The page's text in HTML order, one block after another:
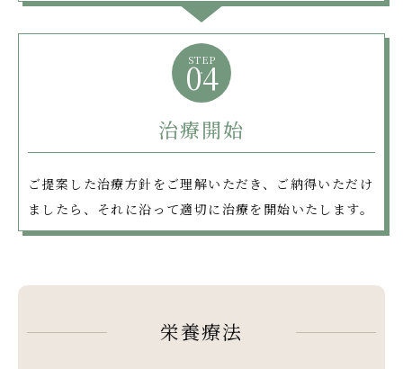
STEP
04
治療開始
ご提案した治療方針をご理解いただき、ご納得いただけ
ましたら、それに沿って適切に治療を開始いたします。
栄養療法